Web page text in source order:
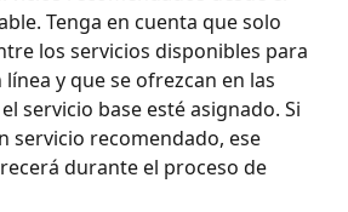
Tenga en cuenta que solo
los servicios disponibles para
y que se ofrezcan en las
servicio base esté asignado. Si
servicio recomendado, ese
durante el proceso de